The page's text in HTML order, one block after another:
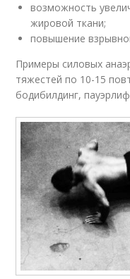
возможность
жировой ткани;
повышение
Примеры силовых
тяжестей по 10-15
бодибилдинг,